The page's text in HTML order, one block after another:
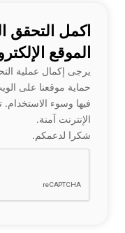
اكمل التحقق
الموقع
يرجى إكمال عملية
حماية موقعنا على
فيها وسوء
الإنترنت آمنة.
شكرا لدعمكم.